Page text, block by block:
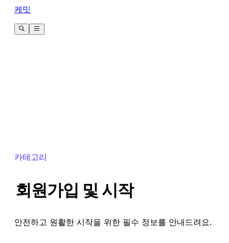
케밋
카테고리
회원가입 및 시작
안전하고 원활한 시작을 위한 필수 정보를 안내드려요.